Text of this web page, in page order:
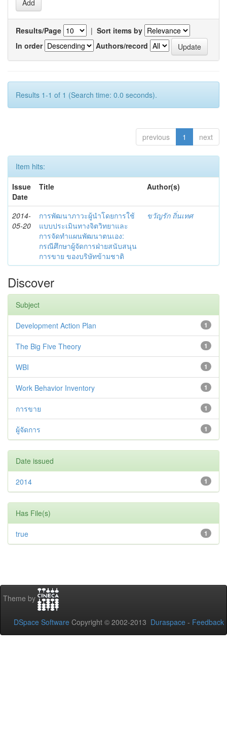
Results/Page | Sort items by
In order
Authors/record
Results 1-1 of 1 (Search time: 0.0 seconds).
previous 1 next
Item hits:
Issue
Date
Title Author(s)
2014-
05-20
การพัฒนาภาวะผู้นำโดยการใช้
แบบประเมินทางจิตวิทยาและ
การจัดทำแผนพัฒนาตนเอง:
กรณีศึกษาผู้จัดการฝ่ายสนับสนุน
การขาย ของบริษัทข้ามชาติ
ขวัญรัก ถิ่นเทศ
Discover
Subject
1
Development Action Plan
1
The Big Five Theory
1
WBI
1
Work Behavior Inventory
1
การขาย
1
ผู้จัดการ
Date issued
1
2014
Has File(s)
1
true
Theme by
DSpace Software Copyright © 2002-2013 Duraspace - Feedback